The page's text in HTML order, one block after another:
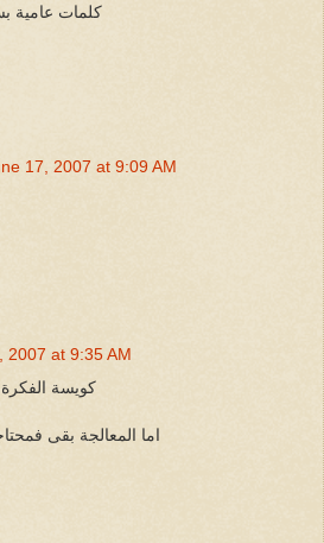
كلمات عامية
17, 2007 at 9:09 AM
2007 at 9:35 AM
كويسة
اما المعالجة بقى